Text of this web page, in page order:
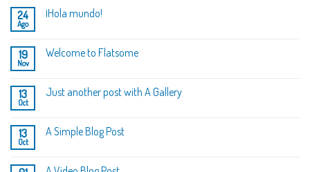
24
Ago
¡Hola mundo!
19
Nov
Welcome to Flatsome
13
Oct
Just another post with A Gallery
13
Oct
A Simple Blog Post